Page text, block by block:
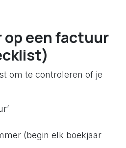
op een factuur
om te controleren of je
(begin elk boekjaar